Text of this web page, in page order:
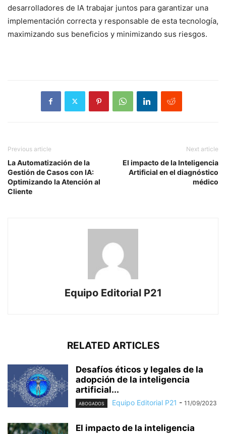
desarrolladores de IA trabajar juntos para garantizar una
implementación correcta y responsable de esta tecnología,
maximizando sus beneficios y minimizando sus riesgos.
Previous article
La Automatización de la
Gestión de Casos con IA:
Optimizando la Atención al
Cliente
Next article
El impacto de la Inteligencia
Artificial en el diagnóstico
médico
Equipo Editorial P21
RELATED ARTICLES
Desafíos éticos y legales de la
adopción de la inteligencia
artificial...
ABOGADOS Equipo Editorial P21 - 11/09/2023
El impacto de la inteligencia